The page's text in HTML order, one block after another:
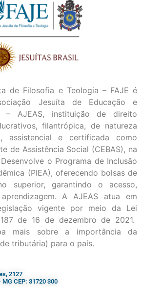
de Filosofia e Teologia – FAJE é
Jesuíta de Educação e
– AJEAS, instituição de direito
filantrópica, de natureza
assistencial e certificada como
de Assistência Social (CEBAS), na
o Programa de Inclusão
(PIEA), oferecendo bolsas de
superior, garantindo o acesso,
A AJEAS atua em
vigente por meio da Lei
de 16 de dezembro de 2021.
mais sobre a importância da
tributária) para o país.
2127
CEP: 31720 300